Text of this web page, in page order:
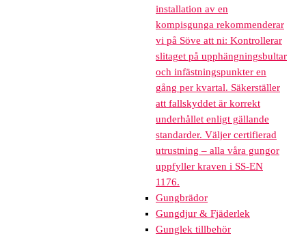
installation av en
kompisgunga rekommenderar
vi på Söve att ni: Kontrollerar
slitaget på upphängningsbultar
och infästningspunkter en
gång per kvartal. Säkerställer
att fallskyddet är korrekt
underhållet enligt gällande
standarder. Väljer certifierad
utrustning – alla våra gungor
uppfyller kraven i SS-EN
1176.
Gungbrädor
Gungdjur & Fjäderlek
Gunglek tillbehör